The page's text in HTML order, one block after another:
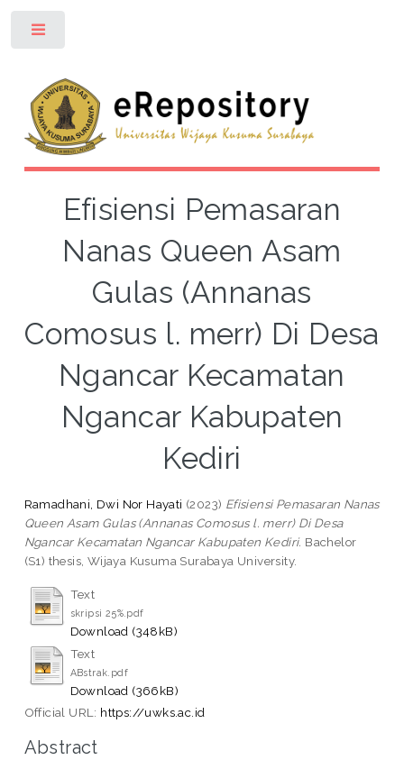
Efisiensi Pemasaran
Nanas Queen Asam
Gulas (Annanas
Comosus l. merr) Di Desa
Ngancar Kecamatan
Ngancar Kabupaten
Kediri
Ramadhani, Dwi Nor Hayati (2023) Efisiensi Pemasaran Nanas
Queen Asam Gulas (Annanas Comosus l. merr) Di Desa
Ngancar Kecamatan Ngancar Kabupaten Kediri. Bachelor
(S1) thesis, Wijaya Kusuma Surabaya University.
Text
skripsi 25%.pdf
Download (348kB)
Text
ABstrak.pdf
Download (366kB)
Official URL: https://uwks.ac.id
Abstract